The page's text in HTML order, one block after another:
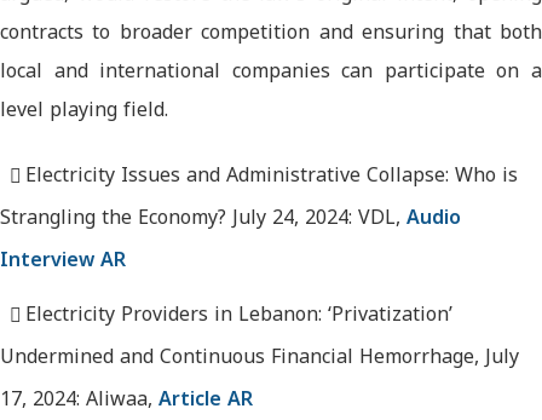
contracts to broader competition and ensuring that both
local and international companies can participate on a
level playing field.
Electricity Issues and Administrative Collapse: Who is
Strangling the Economy? July 24, 2024: VDL,Audio
Interview AR
Electricity Providers in Lebanon: ‘Privatization’
Undermined and Continuous Financial Hemorrhage, July
17, 2024: Aliwaa,Article AR